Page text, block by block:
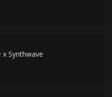
x Synthwave